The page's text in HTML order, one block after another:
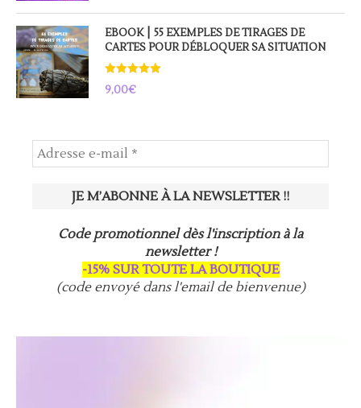
EBOOK ⎮ 55 EXEMPLES DE TIRAGES DE
CARTES POUR DÉBLOQUER SA SITUATION
Note 5.00
sur 5
9,00€
Code promotionnel dès l'inscription à la
newsletter !
-15% SUR TOUTE LA BOUTIQUE
(code envoyé dans l'email de bienvenue)